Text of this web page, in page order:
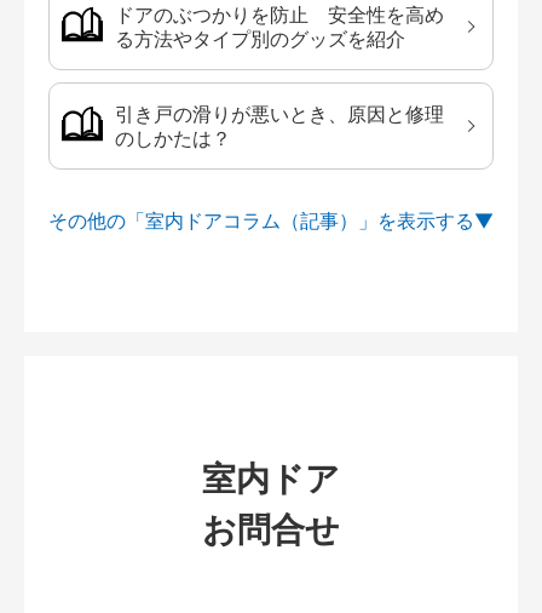
ドアのぶつかりを防止 安全性を高め
る方法やタイプ別のグッズを紹介
引き戸の滑りが悪いとき、原因と修理
のしかたは？
その他の「室内ドアコラム（記事）」を
室内ドア
お問合せ